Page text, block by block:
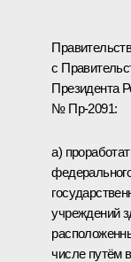
с
Президента
№ Пр-2091:
а)
учреждений
числе путём